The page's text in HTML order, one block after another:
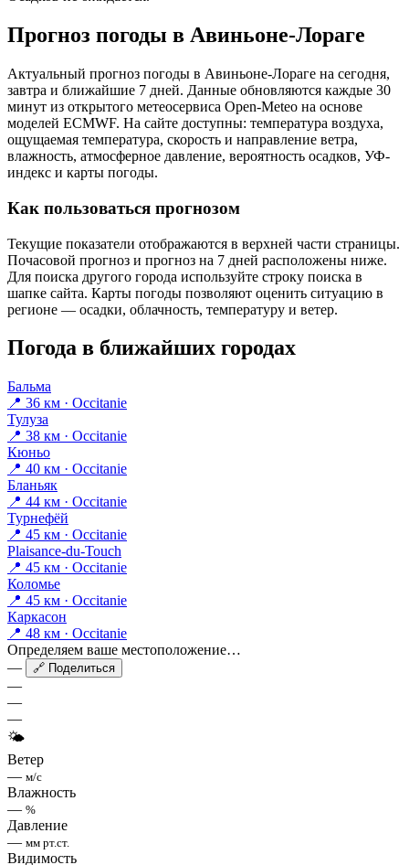
Прогноз погоды в Авиньоне-Лораге
Актуальный прогноз погоды в Авиньоне-Лораге на сегодня,
завтра и ближайшие 7 дней. Данные обновляются каждые 30
минут из открытого метеосервиса Open-Meteo на основе
моделей ECMWF. На сайте доступны: температура воздуха,
ощущаемая температура, скорость и направление ветра,
влажность, атмосферное давление, вероятность осадков, УФ-
индекс и карты погоды.
Как пользоваться прогнозом
Текущие показатели отображаются в верхней части страницы.
Почасовой прогноз и прогноз на 7 дней расположены ниже.
Для поиска другого города используйте строку поиска в
шапке сайта. Карты погоды позволяют оценить ситуацию в
регионе — осадки, облачность, температуру и ветер.
Погода в ближайших городах
Бальма
📍 36 км · Occitanie
Тулуза
📍 38 км · Occitanie
Кюньо
📍 40 км · Occitanie
Бланьяк
📍 44 км · Occitanie
Турнефёй
📍 45 км · Occitanie
Plaisance-du-Touch
📍 45 км · Occitanie
Коломье
📍 45 км · Occitanie
Каркасон
📍 48 км · Occitanie
Определяем ваше местоположение…
—
🔗 Поделиться
—
—
—
🌤
Ветер
— м/с
Влажность
— %
Давление
— мм рт.ст.
Видимость